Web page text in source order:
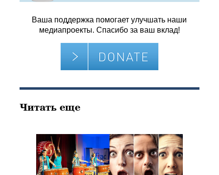
Ваша поддержка помогает улучшать наши
медиапроекты. Спасибо за ваш вклад!
Читать еще